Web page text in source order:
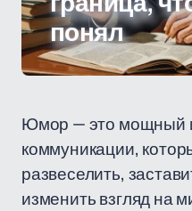
понял
Юмор — это мощный
коммуникации,
развеселить,
изменить взгляд на